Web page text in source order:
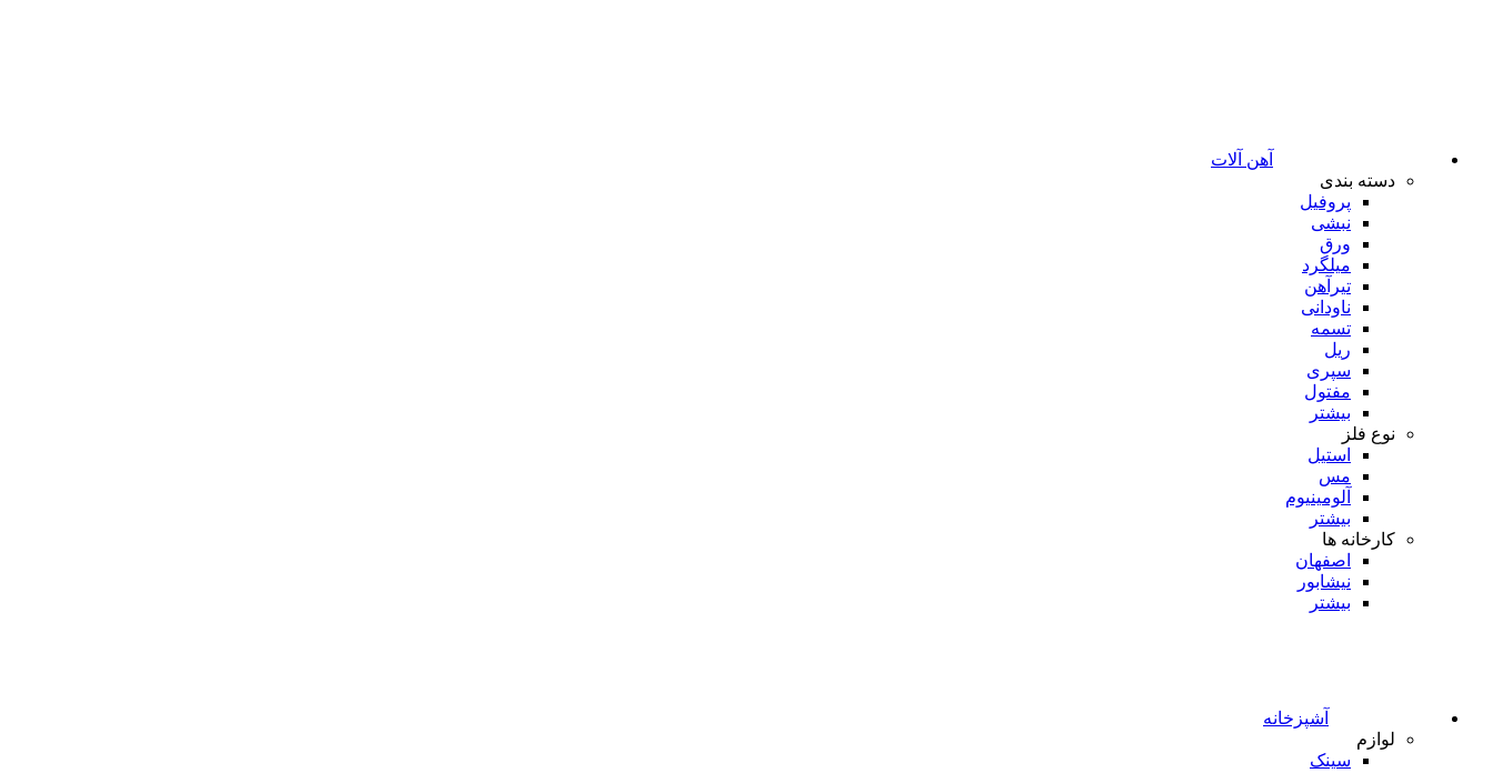
آهن آلات
دسته بندی
پروفیل
نبشی
ورق
میلگرد
تیرآهن
ناودانی
تسمه
ریل
سپری
مفتول
بیشتر
نوع فلز
استیل
مس
آلومینیوم
بیشتر
کارخانه ها
اصفهان
نیشابور
بیشتر
آشپزخانه
لوازم
سینک